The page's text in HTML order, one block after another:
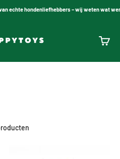
echte hondenliefhebbers – wij weten wat werkt